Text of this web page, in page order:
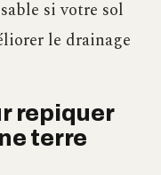
si votre sol
le drainage
repiquer
terre